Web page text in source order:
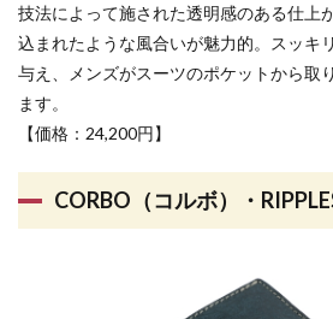
技法によって施された透明感のある仕上
込まれたような風合いが魅力的。スッキ
与え、メンズがスーツのポケットから取
ます。
【価格：24,200円】
CORBO（コルボ）・